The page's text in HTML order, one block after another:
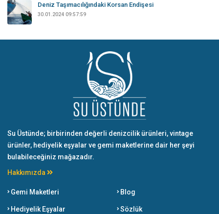
Deniz Taşımacılığındaki Korsan Endişesi
30.01.2024 09:57:59
Su Üstünde; birbirinden değerli denizcilik ürünleri, vintage
ürünler, hediyelik eşyalar ve gemi maketlerine dair her şeyi
bulabileceğiniz mağazadır.
Hakkımızda
Gemi Maketleri
Hediyelik Eşyalar
Blog
Sözlük